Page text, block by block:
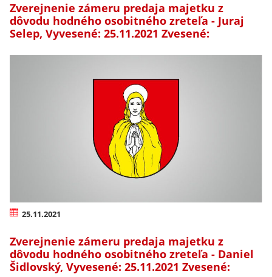
Zverejnenie zámeru predaja majetku z
dôvodu hodného osobitného zreteľa - Juraj
Selep, Vyvesené: 25.11.2021 Zvesené:
25.11.2021
Zverejnenie zámeru predaja majetku z
dôvodu hodného osobitného zreteľa - Daniel
Šidlovský, Vyvesené: 25.11.2021 Zvesené: